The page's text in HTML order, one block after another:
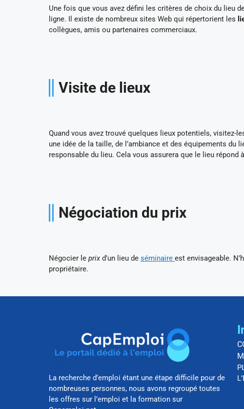
Une fois que vous avez défini les critères de choix du lieu
ligne. Il existe de nombreux sites Web qui répertorient les
collègues, amis ou partenaires commerciaux.
Visite de lieux
Quand vous avez trouvé quelques lieux potentiels, visitez-
une idée de la taille, de l’ambiance et des équipements du
responsable du lieu. Cela vous assurera que le lieu répond
Négociation du prix
Négocier le prixd’un lieu de séminaire est envisageable.
propriétaire.
La recherche d’emploi étant une étape difficile pour de
nombreuses personnes, nous avons regroupé toutes
les offres sur l’emploi et la formation sur